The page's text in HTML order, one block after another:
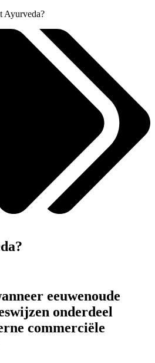
Ayurveda?
eeuwenoude
onderdeel
commerciële